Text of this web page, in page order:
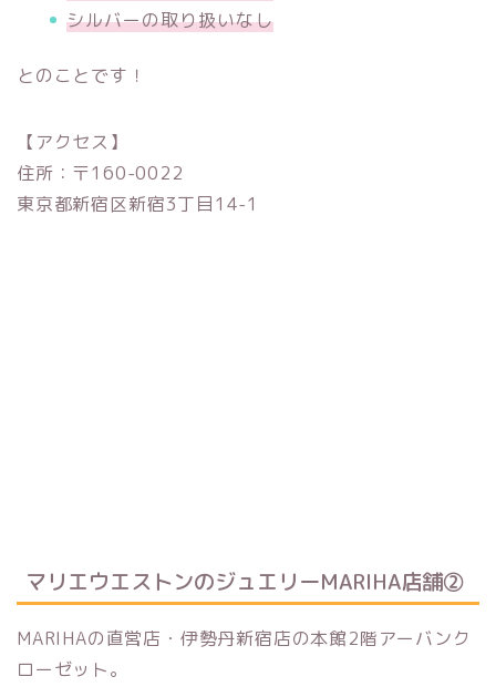
シルバーの取り扱いなし
とのことです！
【アクセス】
住所：〒160-0022
東京都新宿区新宿3丁目14-1
マリエウエストンのジュエリーMARIHA店舗②
MARIHAの直営店・伊勢丹新宿店の本館2階アーバンク
ローゼット。